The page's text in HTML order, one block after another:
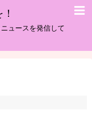
ュースを発信して